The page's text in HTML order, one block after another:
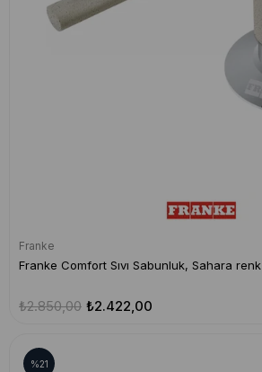
Franke
Franke Comfort Sıvı Sabunluk, Sahara renk
₺2.422,00
₺2.850,00
%21